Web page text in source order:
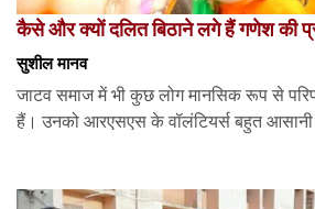
कैसे और क्यों दलित बिठाने लगे हैं गणेश की
सुशील मानव
जाटव समाज में भी कुछ लोग मानसिक रूप से
हैं। उनको आरएसएस के वॉलंटियर्स बहुत आसानी